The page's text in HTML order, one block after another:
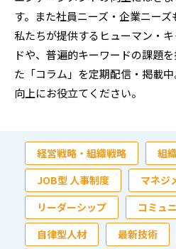
す。また社員ニーズ・企業ニーズ
私たちが提供するヒューマン・
ドや、普遍的キーワードの課題
た「コラム」を定期配信・掲載
向上にお役立てください。
経営戦略・組織戦略
組
JOB型 人事制度
マネジ
リーダーシップ
コミュ
自律型人材
最新技術